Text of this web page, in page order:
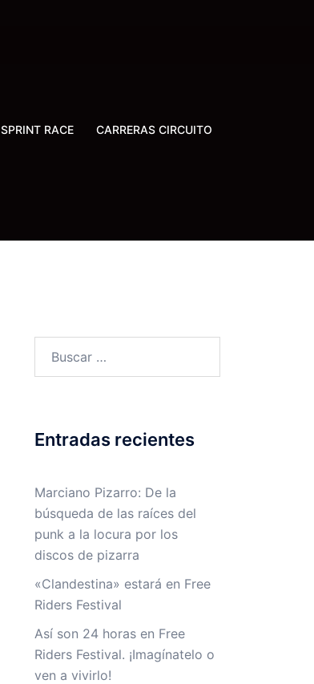
SPRINT RACE
CARRERAS CIRCUITO
Entradas recientes
Marciano Pizarro: De la
búsqueda de las raíces del
punk a la locura por los
discos de pizarra
«Clandestina» estará en Free
Riders Festival
Así son 24 horas en Free
Riders Festival. ¡Imagínatelo o
ven a vivirlo!